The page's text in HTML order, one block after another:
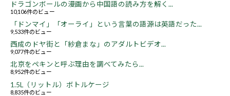
ドラゴンボールの漫画から中国語の読み方を解く...
10,106件のビュー
「ドンマイ」「オーライ」という言葉の語源は英語だった...
9,533件のビュー
西成のドヤ街と「紗倉まな」のアダルトビデオ...
9,077件のビュー
北京をペキンと呼ぶ理由を調べてみたら...
8,952件のビュー
1.5L（リットル）ボトルケージ
8,835件のビュー